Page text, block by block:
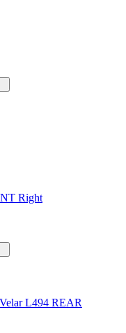
Right
L494 REAR